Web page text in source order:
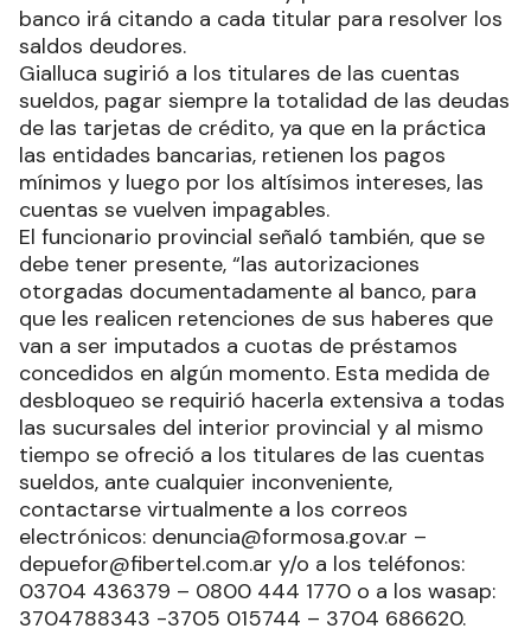
banco irá citando a cada titular para resolver los
saldos deudores.
Gialluca sugirió a los titulares de las cuentas
sueldos, pagar siempre la totalidad de las deudas
de las tarjetas de crédito, ya que en la práctica
las entidades bancarias, retienen los pagos
mínimos y luego por los altísimos intereses, las
cuentas se vuelven impagables.
El funcionario provincial señaló también, que se
debe tener presente, “las autorizaciones
otorgadas documentadamente al banco, para
que les realicen retenciones de sus haberes que
van a ser imputados a cuotas de préstamos
concedidos en algún momento. Esta medida de
desbloqueo se requirió hacerla extensiva a todas
las sucursales del interior provincial y al mismo
tiempo se ofreció a los titulares de las cuentas
sueldos, ante cualquier inconveniente,
contactarse virtualmente a los correos
electrónicos: denuncia@formosa.gov.ar –
depuefor@fibertel.com.ar y/o a los teléfonos:
03704 436379 – 0800 444 1770 o a los wasap:
3704788343 -3705 015744 – 3704 686620.